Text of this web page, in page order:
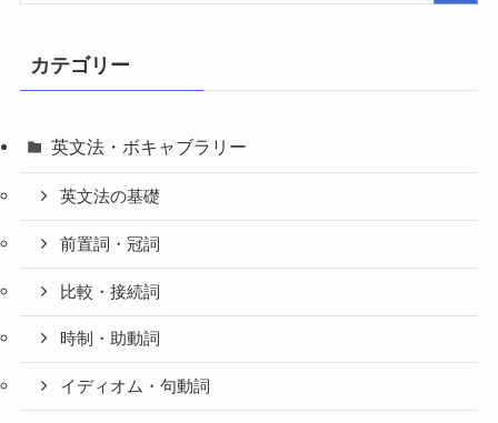
カテゴリー
英文法・ボキャブラリー
英文法の基礎
前置詞・冠詞
比較・接続詞
時制・助動詞
イディオム・句動詞